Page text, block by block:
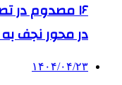
۱۶ مصدوم در
در محور نجف به
۱۴۰۴/۰۴/۲۳